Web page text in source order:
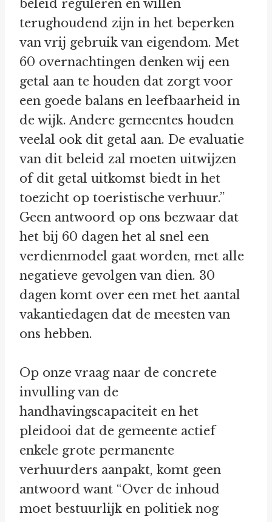
beleid reguleren en willen
terughoudend zijn in het beperken
van vrij gebruik van eigendom. Met
60 overnachtingen denken wij een
getal aan te houden dat zorgt voor
een goede balans en leefbaarheid in
de wijk. Andere gemeentes houden
veelal ook dit getal aan. De evaluatie
van dit beleid zal moeten uitwijzen
of dit getal uitkomst biedt in het
toezicht op toeristische verhuur.”
Geen antwoord op ons bezwaar dat
het bij 60 dagen het al snel een
verdienmodel gaat worden, met alle
negatieve gevolgen van dien. 30
dagen komt over een met het aantal
vakantiedagen dat de meesten van
ons hebben.
Op onze vraag naar de concrete
invulling van de
handhavingscapaciteit en het
pleidooi dat de gemeente actief
enkele grote permanente
verhuurders aanpakt, komt geen
antwoord want “Over de inhoud
moet bestuurlijk en politiek nog